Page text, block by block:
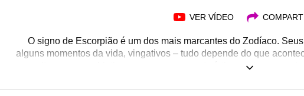
VER VÍDEO
O signo de Escorpião é um dos mais marcantes do Zodíaco.
alguns momentos da vida, vingativos – tudo depende do que
muito por seus objetivos e possuem características
Acredite, Escorpião é um signo de grande influência na